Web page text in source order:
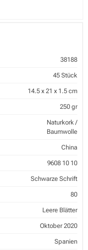
38188
45 Stück
14.5 x 21 x 1.5 cm
250 gr
Naturkork /
Baumwolle
China
9608 10 10
Schwarze Schrift
80
Leere Blätter
Oktober 2020
Spanien